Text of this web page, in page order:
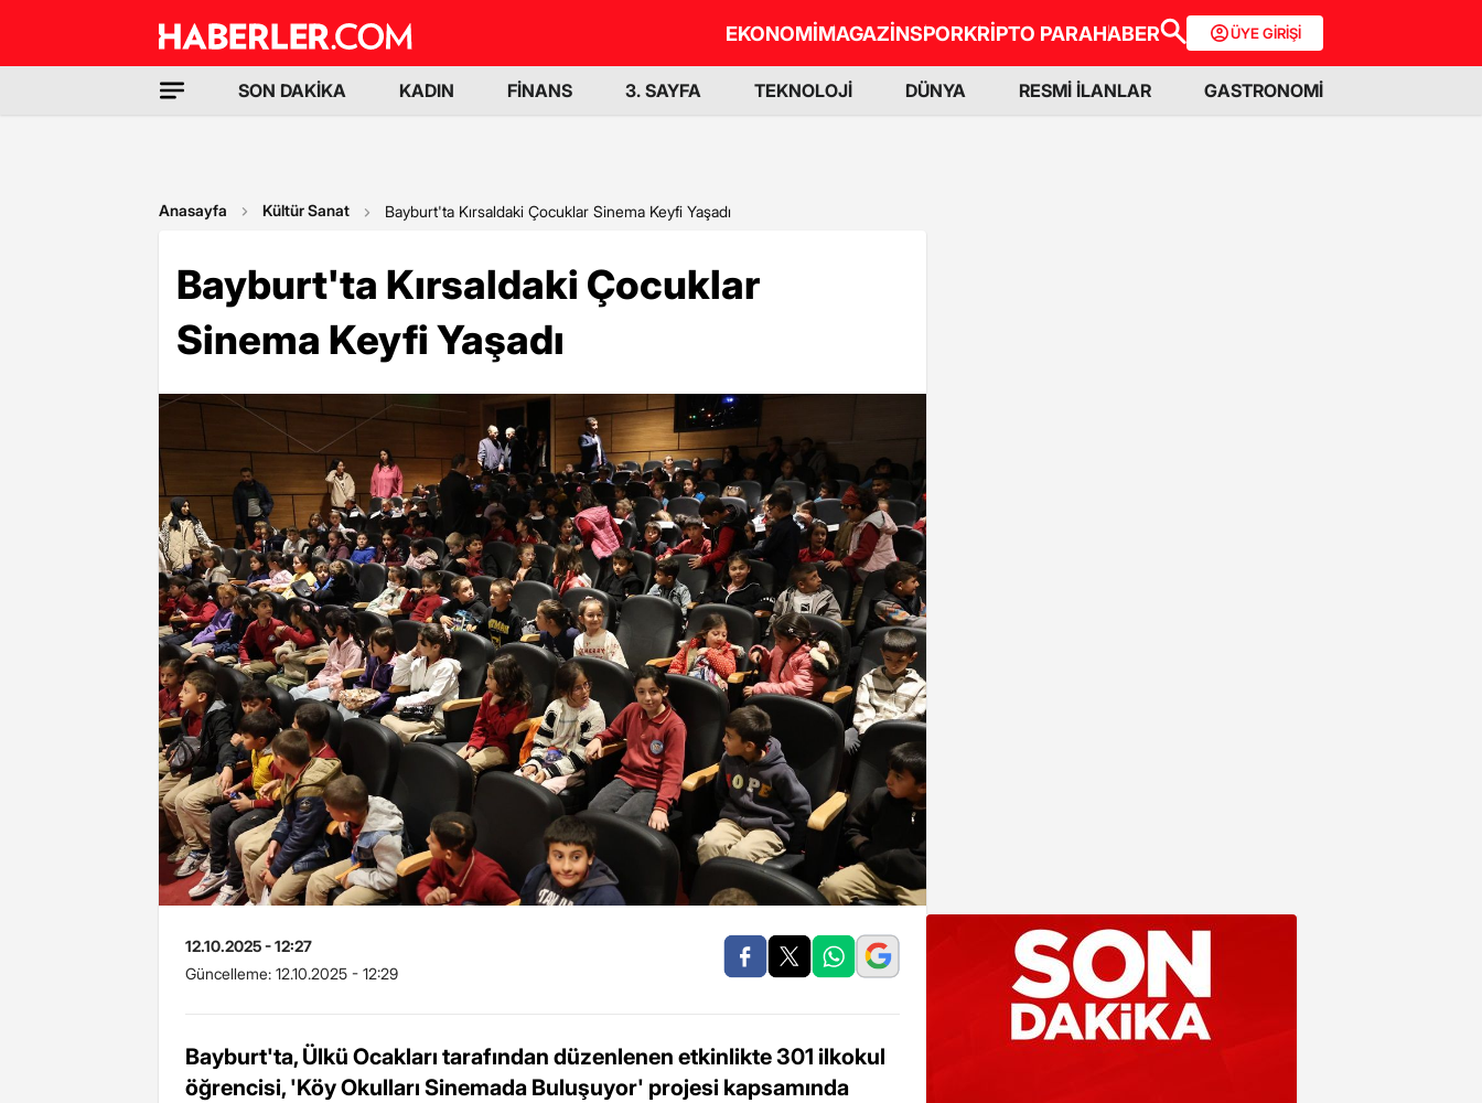
EKONOMİMAGAZİNSPORKRİPTO PARAHABER ÜYE GİRİŞİ
SON DAKİKA KADIN FİNANS 3. SAYFA TEKNOLOJİ DÜNYA RESMİ İLANLAR GASTRONOMİ
Anasayfa Kültür Sanat Bayburt'ta Kırsaldaki Çocuklar Sinema Keyfi Yaşadı
Bayburt'ta Kırsaldaki Çocuklar
Sinema Keyfi Yaşadı
12.10.2025 - 12:27
Güncelleme: 12.10.2025 - 12:29
Bayburt'ta, Ülkü Ocakları tarafından düzenlenen etkinlikte 301 ilkokul
öğrencisi, 'Köy Okulları Sinemada Buluşuyor' projesi kapsamında